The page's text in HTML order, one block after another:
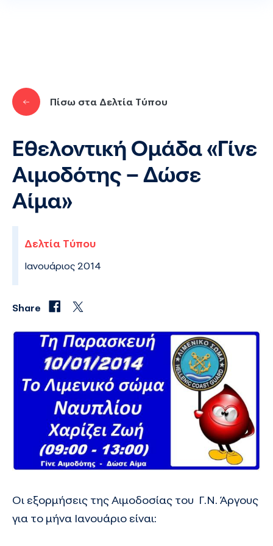
Πίσω στα Δελτία Τύπου
Εθελοντική Ομάδα «Γίνε
Αιμοδότης – Δώσε
Αίμα»
Δελτία Τύπου
Ιανουάριος 2014
Share
Οι εξορμήσεις της Αιμοδοσίας του Γ.Ν. Άργους
για το μήνα Ιανουάριο είναι: